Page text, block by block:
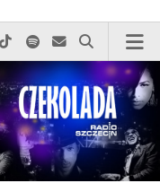
do nas zadzwoń
na Facebook-u
nas na X
Odwiedź nas na Instagram-ie
Odwiedź nas na TikTok-u
Szukaj nas na Spotify
Wyślij do nas
Szukaj